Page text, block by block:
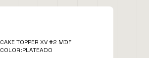
CAKE TOPPER XV #2 MDF
COLOR:PLATEADO